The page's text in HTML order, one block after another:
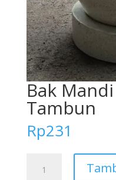
Bak
Tambun
Rp231